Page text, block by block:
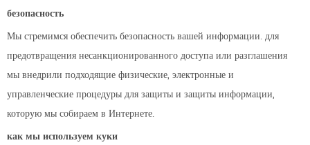
безопасность
Мы стремимся обеспечить безопасность вашей информации. для
предотвращения несанкционированного доступа или разглашения
мы внедрили подходящие физические, электронные и
управленческие процедуры для защиты и защиты информации,
которую мы собираем в Интернете.
как мы используем куки